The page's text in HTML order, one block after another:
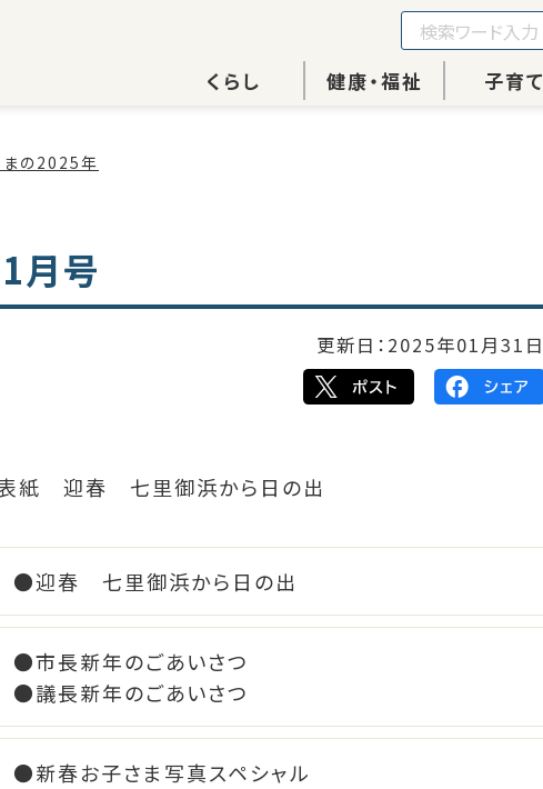
くらし 健康・福祉 子育て
まの2025年
月号
更新日： 2025年01月31日
●迎春 七里御浜から日の出
●市長新年のごあいさつ
●議長新年のごあいさつ
●新春お子さま写真スペシャル